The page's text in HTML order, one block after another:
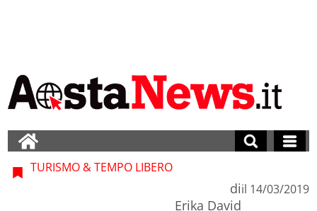
TURISMO & TEMPO LIBERO
di
Erika David
il 14/03/2019